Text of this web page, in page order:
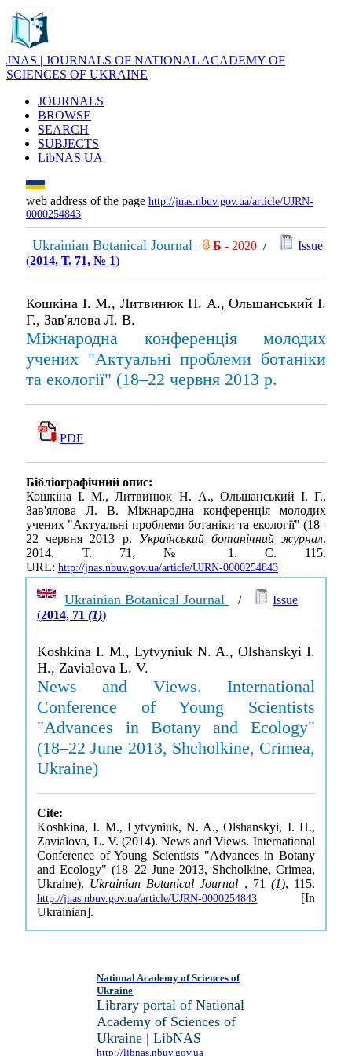
JNAS | JOURNALS OF NATIONAL ACADEMY OF
SCIENCES OF UKRAINE
JOURNALS
BROWSE
SEARCH
SUBJECTS
LibNAS UA
web address of the page http://jnas.nbuv.gov.ua/article/UJRN-
0000254843
Ukrainian Botanical Journal Б - 2020 /
Issue
(2014, Т. 71, № 1)
Кошкіна І. М., Литвинюк Н. А., Ольшанський І.
Г., Зав'ялова Л. В.
Міжнародна конференція молодих
учених "Актуальні проблеми ботаніки
та екології" (18–22 червня 2013 р.
PDF
Бібліографічний опис:
Кошкіна І. М., Литвинюк Н. А., Ольшанський І. Г.,
Зав'ялова Л. В. Міжнародна конференція молодих
учених "Актуальні проблеми ботаніки та екології" (18–
22 червня 2013 р. Український ботанічний журнал.
2014. Т. 71, № 1. С. 115.
URL: http://jnas.nbuv.gov.ua/article/UJRN-0000254843
Ukrainian Botanical Journal /
Issue
(2014, 71(1))
Koshkina I. M., Lytvyniuk N. A., Olshanskyi I.
H., Zavialova L. V.
News and Views. International
Conference of Young Scientists
"Advances in Botany and Ecology"
(18–22 June 2013, Shcholkine, Crimea,
Ukraine)
Cite:
Koshkina, I. M., Lytvyniuk, N. A., Olshanskyi, I. H.,
Zavialova, L. V. (2014). News and Views. International
Conference of Young Scientists "Advances in Botany
and Ecology" (18–22 June 2013, Shcholkine, Crimea,
Ukraine). Ukrainian Botanical Journal , 71 (1), 115.
http://jnas.nbuv.gov.ua/article/UJRN-0000254843 [In
Ukrainian].
National Academy of Sciences of
Ukraine
Library portal of National
Academy of Sciences of
Ukraine | LibNAS
http://libnas.nbuv.gov.ua